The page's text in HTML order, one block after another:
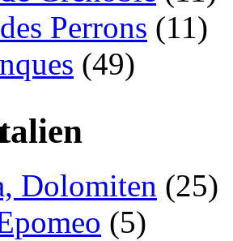
Perrons (11)
(49)
Dolomiten (25)
(5)